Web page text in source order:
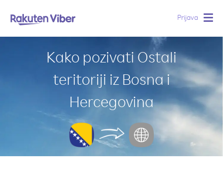
Prijava
Kako pozivati Ostali
teritoriji iz Bosna i
Hercegovina